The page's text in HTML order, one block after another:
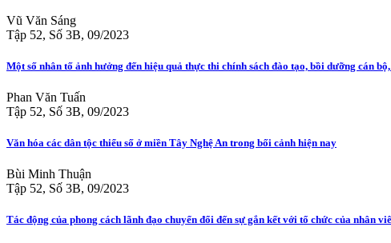
Vũ Văn Sáng
Tập 52, Số 3B, 09/2023
Một số nhân tố ảnh hưởng đến hiệu quả thực thi chính sách đào tạo, bồi dưỡng cán
Phan Văn Tuấn
Tập 52, Số 3B, 09/2023
Văn hóa các dân tộc thiểu số ở miền Tây Nghệ An trong bối cảnh hiện nay
Bùi Minh Thuận
Tập 52, Số 3B, 09/2023
Tác động của phong cách lãnh đạo chuyển đổi đến sự gắn kết với tổ chức của nhân